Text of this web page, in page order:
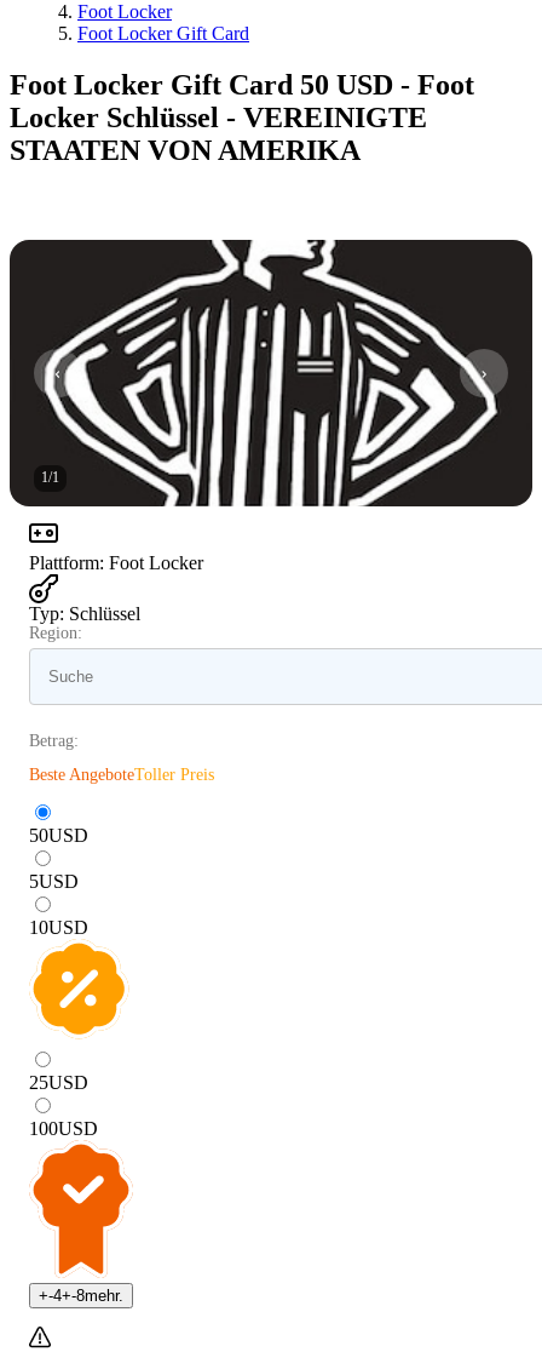
Foot Locker
Foot Locker Gift Card
Foot Locker Gift Card 50 USD - Foot
Locker Schlüssel - VEREINIGTE
STAATEN VON AMERIKA
1/1
Plattform: Foot Locker
Typ: Schlüssel
Region:
Betrag:
Beste AngeboteToller Preis
50USD
5USD
10USD
25USD
100USD
+-4+-8mehr.